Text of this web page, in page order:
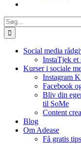
Søg
efter:
Social media
InstaTjek et
Kurser i sociale
Instagram
Facebook
Bliv din
til SoMe
Content
Blog
Om Adease
Få gratis